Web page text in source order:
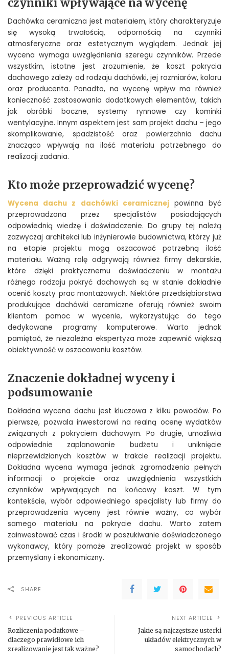
Dachówka ceramiczna jest materiałem, który charakteryzuje
się wysoką trwałością, odpornością na czynniki
atmosferyczne oraz estetycznym wyglądem. Jednak jej
wycena wymaga uwzględnienia szeregu czynników. Przede
wszystkim, istotne jest zrozumienie, że koszt pokrycia
dachowego zależy od rodzaju dachówki, jej rozmiarów, koloru
oraz producenta. Ponadto, na wycenę wpływ ma również
konieczność zastosowania dodatkowych elementów, takich
jak obróbki boczne, systemy rynnowe czy kominki
wentylacyjne. Innym aspektem jest sam projekt dachu – jego
skomplikowanie, spadzistość oraz powierzchnia dachu
znacząco wpływają na ilość materiału potrzebnego do
realizacji zadania.
Kto może przeprowadzić wycenę?
Wycena dachu z dachówki ceramicznejpowinna być
przeprowadzona przez specjalistów posiadających
odpowiednią wiedzę i doświadczenie. Do grupy tej należą
zazwyczaj architekci lub inżynierowie budownictwa, którzy już
na etapie projektu mogą oszacować potrzebną ilość
materiału. Ważną rolę odgrywają również firmy dekarskie,
które dzięki praktycznemu doświadczeniu w montażu
różnego rodzaju pokryć dachowych są w stanie dokładnie
ocenić koszty prac montażowych. Niektóre przedsiębiorstwa
produkujące dachówki ceramiczne oferują również swoim
klientom pomoc w wycenie, wykorzystując do tego
dedykowane programy komputerowe. Warto jednak
pamiętać, że niezależna ekspertyza może zapewnić większą
obiektywność w oszacowaniu kosztów.
Znaczenie dokładnej wyceny i
podsumowanie
Dokładna wycena dachu jest kluczowa z kilku powodów. Po
pierwsze, pozwala inwestorowi na realną ocenę wydatków
związanych z pokryciem dachowym. Po drugie, umożliwia
odpowiednie zaplanowanie budżetu i uniknięcie
nieprzewidzianych kosztów w trakcie realizacji projektu.
Dokładna wycena wymaga jednak zgromadzenia pełnych
informacji o projekcie oraz uwzględnienia wszystkich
czynników wpływających na końcowy koszt. W tym
kontekście, wybór odpowiedniego specjalisty lub firmy do
przeprowadzenia wyceny jest równie ważny, co wybór
samego materiału na pokrycie dachu. Warto zatem
zainwestować czas i środki w poszukiwanie doświadczonego
wykonawcy, który pomoże zrealizować projekt w sposób
przemyślany i ekonomiczny.
SHARE
PREVIOUS ARTICLE
Rozliczenia podatkowe –
dlaczego prawidłowe ich
zrealizowanie jest tak ważne?
NEXT ARTICLE
Jakie są najczęstsze usterki
układów elektrycznych w
samochodach?